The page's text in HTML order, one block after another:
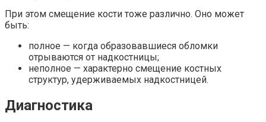
При этом смещение кости тоже различно. Оно может
быть:
полное — когда образовавшиеся обломки
отрываются от надкостницы;
неполное — характерно смещение костных
структур, удерживаемых надкостницей.
Диагностика